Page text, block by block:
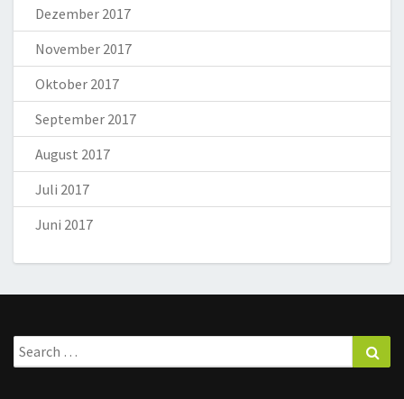
Dezember 2017
November 2017
Oktober 2017
September 2017
August 2017
Juli 2017
Juni 2017
Search
for: